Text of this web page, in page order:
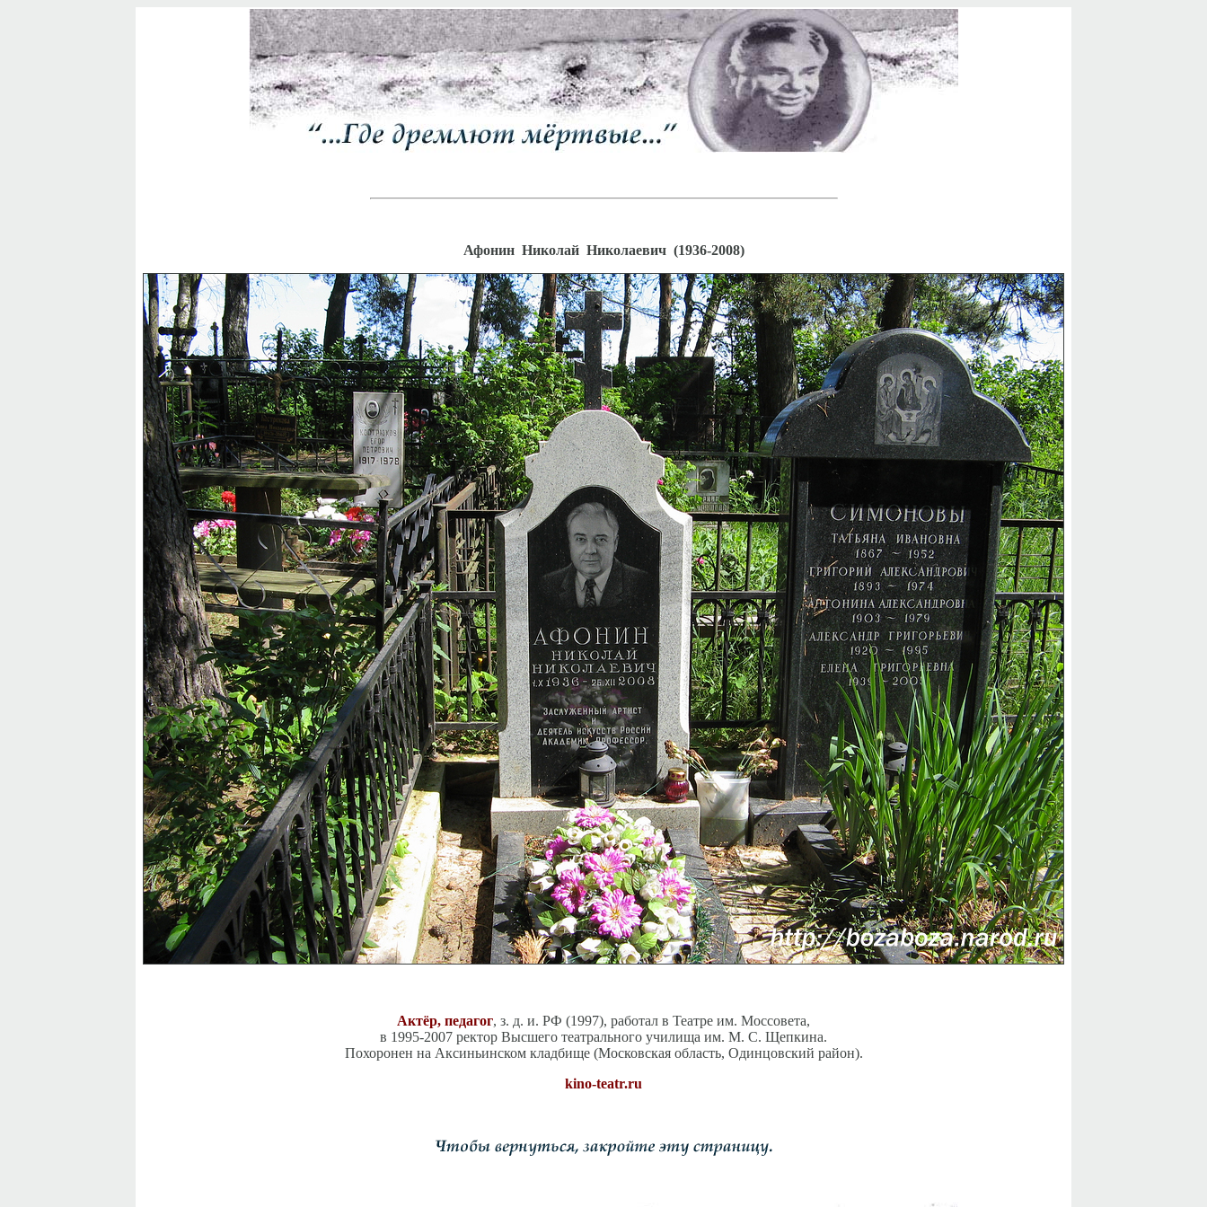
Афонин Николай Николаевич (1936-2008)
Актёр, педагог, з. д. и. РФ (1997), работал в Театре им. Моссовета,
в 1995-2007 ректор Высшего театрального училища им. М. С. Щепкина.
Похоронен на Аксиньинском кладбище (Московская область, Одинцовский район).
kino-teatr.ru